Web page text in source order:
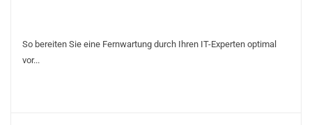
So bereiten Sie eine Fernwartung durch Ihren IT-Experten optimal
vor...